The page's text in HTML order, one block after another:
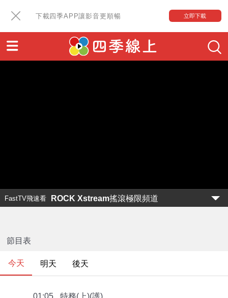
下載四季APP讓影音更順暢 立即下載
FastTV飛速看 ROCK Xstream搖滾極限頻道
節目表
今天 明天 後天
特務(上)(護)